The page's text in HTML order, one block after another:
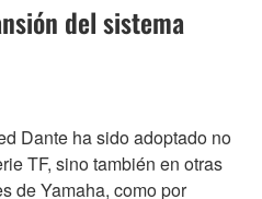
del sistema
Dante ha sido adoptado no
TF, sino también en otras
de Yamaha, como por